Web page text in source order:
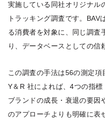
実施している同社オリジナル
トラッキング調査です。BAV
る消費者を対象に、同じ調査
り、データベースとしての信
この調査の手法は56の測定項
Y＆R 社によれば、4つの指標
ブランドの成長・衰退の要因
のアプローチよりも明確に表